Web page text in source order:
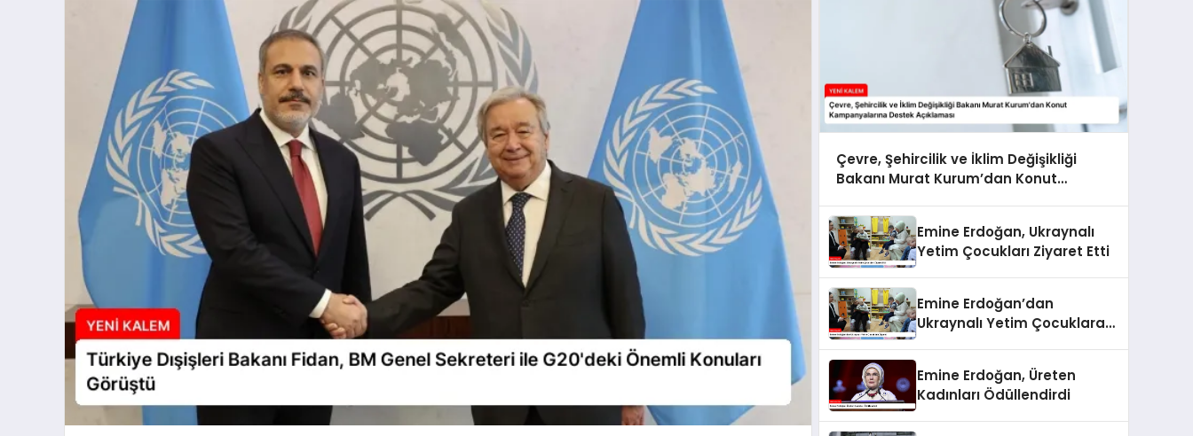
Çevre, Şehircilik ve İklim Değişikliği
Bakanı Murat Kurum’dan Konut
Emine Erdoğan, Ukraynalı
Yetim Çocukları Ziyaret Etti
Emine Erdoğan’dan
Ukraynalı Yetim Çocuklara
Emine Erdoğan, Üreten
Kadınları Ödüllendirdi